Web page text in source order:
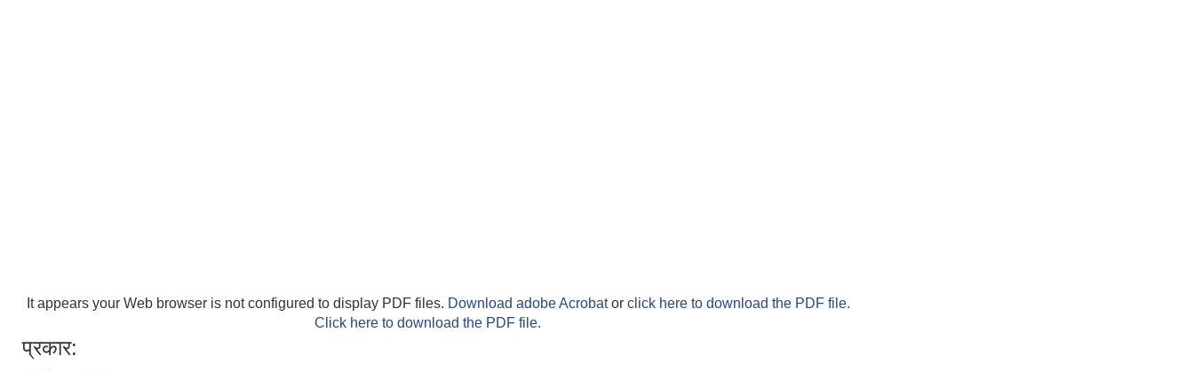
It appears your Web browser is not configured to display PDF files. Download adobe Acrobator click here to download the PDF file.
Click here to download the PDF file.
प्रकार: